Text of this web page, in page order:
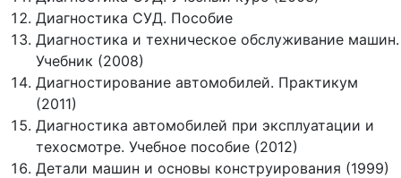
Диагностика СУД. Пособие
Диагностика и техническое обслуживание машин.
Учебник (2008)
Диагностирование автомобилей. Практикум
(2011)
Диагностика автомобилей при эксплуатации и
техосмотре. Учебное пособие (2012)
Детали машин и основы конструирования (1999)